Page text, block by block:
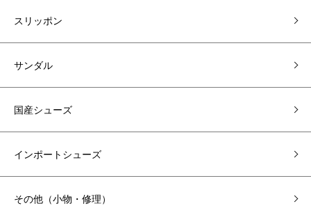
スリッポン
サンダル
国産シューズ
インポートシューズ
その他（小物・修理）